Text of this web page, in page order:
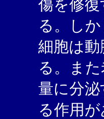
傷を修
る。し
細胞は
る。ま
量に分
る作用が